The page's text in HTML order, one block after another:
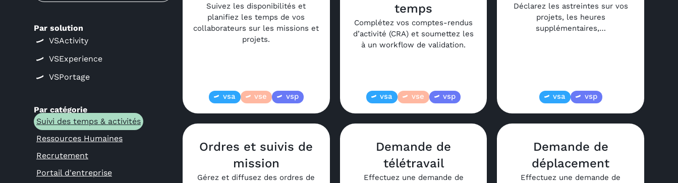
Par solution
VSActivity
VSExperience
VSPortage
Par catégorie
Suivi des temps & activités
Ressources Humaines
Recrutement
Portail d'entreprise
Suivez les disponibilités et
planifiez les temps de vos
collaborateurs sur les missions et
projets.
vsa vse vsp
temps
Complétez vos comptes-rendus
d’activité (CRA) et soumettez les
à un workflow de validation.
vsa vse vsp
Déclarez les astreintes sur vos
projets, les heures
supplémentaires,…
vsa vsp
Ordres et suivis de
mission
Gérez et diffusez des ordres de
Demande de
télétravail
Effectuez une demande de
Demande de
déplacement
Effectuez une demande de